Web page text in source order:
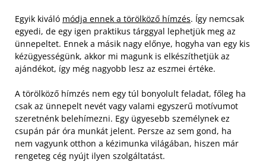
Egyik kiváló módja ennek a törölköző hímzés. Így nemcsak
egyedi, de egy igen praktikus tárggyal lephetjük meg az
ünnepeltet. Ennek a másik nagy előnye, hogyha van egy kis
kézügyességünk, akkor mi magunk is elkészíthetjük az
ajándékot, így még nagyobb lesz az eszmei értéke.
A törölköző hímzés nem egy túl bonyolult feladat, főleg ha
csak az ünnepelt nevét vagy valami egyszerű motívumot
szeretnénk belehímezni. Egy ügyesebb személynek ez
csupán pár óra munkát jelent. Persze az sem gond, ha
nem vagyunk otthon a kézimunka világában, hiszen már
rengeteg cég nyújt ilyen szolgáltatást.